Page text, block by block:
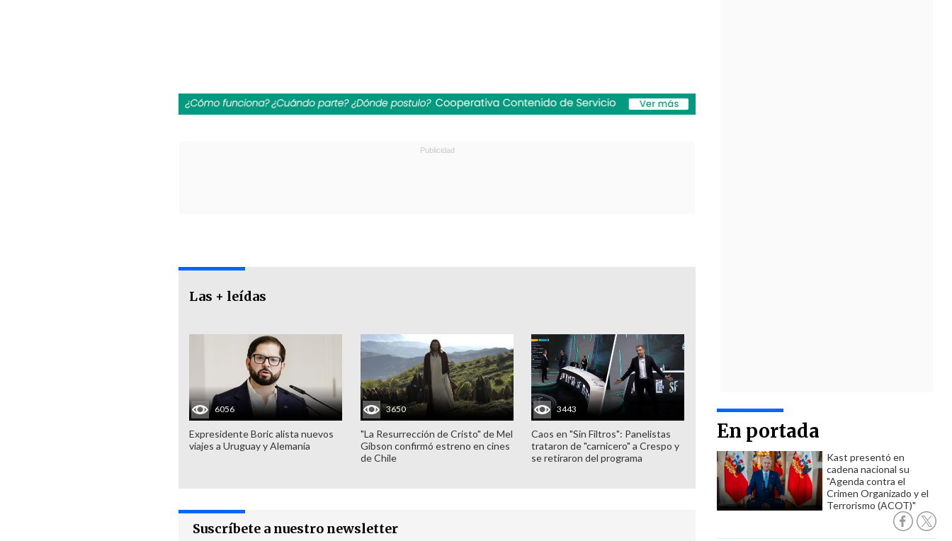
En portada
Kast presentó en
cadena nacional su
"Agenda contra el
Crimen Organizado y el
Terrorismo (ACOT)"
Las + leídas
6056
Expresidente Boric alista nuevos
viajes a Uruguay y Alemania
3650
"La Resurrección de Cristo" de Mel
Gibson confirmó estreno en cines
de Chile
3443
Caos en "Sin Filtros": Panelistas
trataron de "carnicero" a Crespo y
se retiraron del programa
Suscríbete a nuestro newsletter